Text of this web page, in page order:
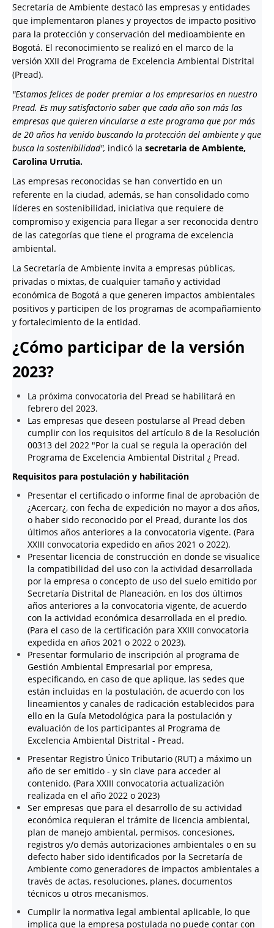
Secretaría de Ambiente destacó las empresas y entidades
que implementaron planes y proyectos de impacto positivo
para la protección y conservación del medioambiente en
Bogotá. El reconocimiento se realizó en el marco de la
versión XXII del Programa de Excelencia Ambiental Distrital
(Pread).
"Estamos felices de poder premiar a los empresarios en nuestro
Pread. Es muy satisfactorio saber que cada año son más las
empresas que quieren vincularse a este programa que por más
de 20 años ha venido buscando la protección del ambiente y que
busca la sostenibilidad", indicó la secretaria de Ambiente,
Carolina Urrutia.
Las empresas reconocidas se han convertido en un
referente en la ciudad, además, se han consolidado como
líderes en sostenibilidad, iniciativa que requiere de
compromiso y exigencia para llegar a ser reconocida dentro
de las categorías que tiene el programa de excelencia
ambiental.
La Secretaría de Ambiente invita a empresas públicas,
privadas o mixtas, de cualquier tamaño y actividad
económica de Bogotá a que generen impactos ambientales
positivos y participen de los programas de acompañamiento
y fortalecimiento de la entidad.
¿Cómo participar de la versión
2023?
La próxima convocatoria del Pread se habilitará en
febrero del 2023.
Las empresas que deseen postularse al Pread deben
cumplir con los requisitos del artículo 8 de la Resolución
00313 del 2022 "Por la cual se regula la operación del
Programa de Excelencia Ambiental Distrital ¿ Pread.
Requisitos para postulación y habilitación
Presentar el certificado o informe final de aprobación de
¿Acercar¿, con fecha de expedición no mayor a dos años,
o haber sido reconocido por el Pread, durante los dos
últimos años anteriores a la convocatoria vigente. (Para
XXIII convocatoria expedido en años 2021 o 2022).
Presentar licencia de construcción en donde se visualice
la compatibilidad del uso con la actividad desarrollada
por la empresa o concepto de uso del suelo emitido por
Secretaría Distrital de Planeación, en los dos últimos
años anteriores a la convocatoria vigente, de acuerdo
con la actividad económica desarrollada en el predio.
(Para el caso de la certificación para XXIII convocatoria
expedida en años 2021 o 2022 o 2023).
Presentar formulario de inscripción al programa de
Gestión Ambiental Empresarial por empresa,
especificando, en caso de que aplique, las sedes que
están incluidas en la postulación, de acuerdo con los
lineamientos y canales de radicación establecidos para
ello en la Guía Metodológica para la postulación y
evaluación de los participantes al Programa de
Excelencia Ambiental Distrital - Pread.
Presentar Registro Único Tributario (RUT) a máximo un
año de ser emitido - y sin clave para acceder al
contenido. (Para XXIII convocatoria actualización
realizada en el año 2022 o 2023)
Ser empresas que para el desarrollo de su actividad
económica requieran el trámite de licencia ambiental,
plan de manejo ambiental, permisos, concesiones,
registros y/o demás autorizaciones ambientales o en su
defecto haber sido identificados por la Secretaría de
Ambiente como generadores de impactos ambientales a
través de actas, resoluciones, planes, documentos
técnicos u otros mecanismos.
Cumplir la normativa legal ambiental aplicable, lo que
implica que la empresa postulada no puede contar con